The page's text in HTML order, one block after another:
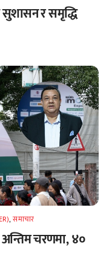
र समृद्धि
,समाचार
अन्तिम चरणमा, ४०